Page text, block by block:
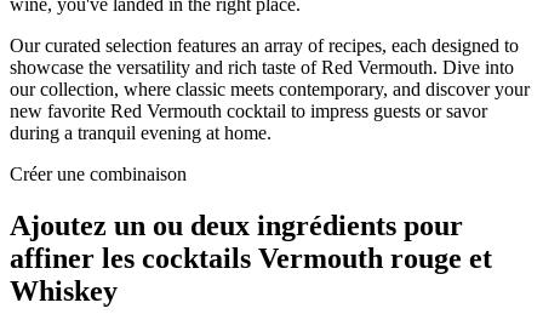
wine, you've landed in the right place.
Our curated selection features an array of recipes, each designed to
showcase the versatility and rich taste of Red Vermouth. Dive into
our collection, where classic meets contemporary, and discover your
new favorite Red Vermouth cocktail to impress guests or savor
during a tranquil evening at home.
Créer une combinaison
Ajoutez un ou deux ingrédients pour
affiner les cocktails Vermouth rouge et
Whiskey